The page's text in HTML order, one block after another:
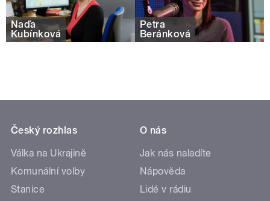
Naďa
Kubínková
Petra
Beránková
Český rozhlas
Válka na Ukrajině
Komunální volby
Stanice
O nás
Jak nás naladíte
Nápověda
Lidé v rádiu